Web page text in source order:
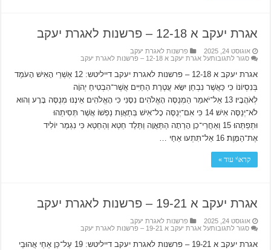
אגרת יעקב א 12-18 – פרשנות לאגרת יעקב
אוגוסט 24, 2025
פרשנות לאגרת יעקב
סגור לתגובותעל אגרת יעקב א 12-18 – פרשנות לאגרת יעקב
אגרת יעקב א 12-18 – פרשנות לאגרת יעקב דייליטש: 12 אַשְׁרֵי הָאִישׁ הָעֹמֵד
בְּנִסְיוֹנוֹ כִּי כַּאֲשֶׁר נִבְחַן יִשָּׂא עֲטֶרֶת הַחַיִּים אֲשֶׁר־הִבְטִיחַ יְהוָֹה
לְאֹהֲבָיו׃ 13 אַל־יֹאמַר הַמְנֻסֶּה הָאֱלֹהִים נִסָּנִי כִּי הָאֱלֹהִים אֵינֶנּוּ מְנֻסֶּה בָּרָע וְהוּא
לֹא־יְנַסֶּה אִישׁ׃ 14 כִּי אִם־יְנֻסֶּה כָל־אִישׁ בְּתַאֲוַת נַפְשׁוֹ אֲשֶׁר תְּסִיתֵהוּ
וּתְפַתֵּהוּ׃ 15 וְאַחֲרֵי־כֵן הָרְתָה הַתַּאֲוָה וַתֵּלֶד חֵטְא וְהַחֵטְא כִּי נִגְמַר יוֹלִיד
אֶת־הַמָּוֶת׃ 16 אַל־תִּתְעוּ אַחַי …
קרא\י עוד »
אגרת יעקב א 19-21 – פרשנות לאגרת יעקב
אוגוסט 24, 2025
פרשנות לאגרת יעקב
סגור לתגובותעל אגרת יעקב א 19-21 – פרשנות לאגרת יעקב
אגרת יעקב א 19-21 – פרשנות לאגרת יעקב דייליטש: 19 עַל־כֵּן אַחַי אֲהוּבַי